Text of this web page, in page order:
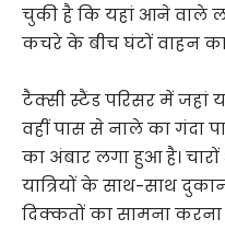
चुकी है कि यहां आने वाले
कचरे के बीच घंटों वाहन
टैक्सी स्टैंड परिसर में जहां
वहीं पास से नाले का गंदा
का अंबार लगा हुआ है।
यात्रियों के साथ-साथ
दिक्कतों का सामना करना